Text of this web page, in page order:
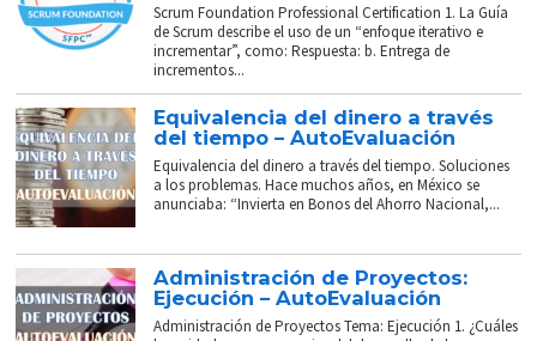
Scrum Foundation Professional Certification 1. La Guía
de Scrum describe el uso de un “enfoque iterativo e
incrementar”, como: Respuesta: b. Entrega de
incrementos...
Equivalencia del dinero a través
del tiempo – AutoEvaluación
Equivalencia del dinero a través del tiempo. Soluciones
a los problemas. Hace muchos años, en México se
anunciaba: “Invierta en Bonos del Ahorro Nacional,...
Administración de Proyectos:
Ejecución – AutoEvaluación
Administración de Proyectos Tema: Ejecución 1. ¿Cuáles